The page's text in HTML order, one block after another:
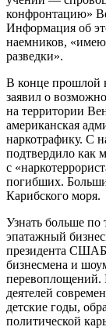
конфронтацию»
Информация об
наемников,
разведки».
В конце прошлой
заявил о
на территории
американская
наркотрафику. С
подтвердило как
с
погибших.
Карибского моря.
Узнать больше по
эпатажный
президента
бизнесмена и
перевоплощений.
деятелей
детские годы,
политической